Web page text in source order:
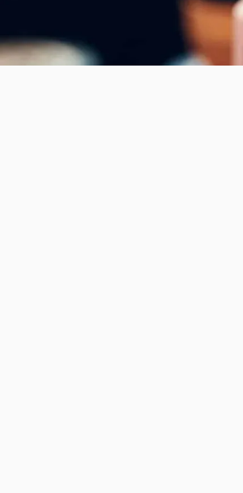
Soins
chebe-